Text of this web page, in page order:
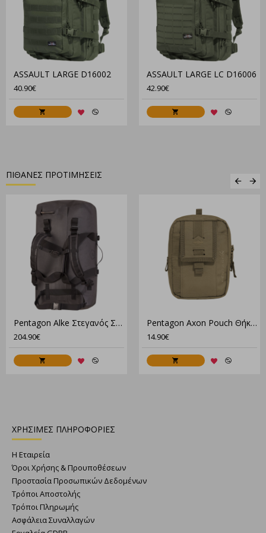
DuraFlex UTX® πόρπες και κλιπς
Συμβατό με MOLLE/PALS σύστημα
Χρατς στο καπάκι
Χρατς σε 2 σημεία στο μπροστινό πάνω μέρος για
γρήγορη πρόσβαση
Μεγαλύτερες πλαινές τσέπες με πιέτα και εσωτερικό
Σχεδιασμός επίπεδων πλαινών τσεπών
Εσωτερικό κυρίως μέρος ντυμένο όλο με απαλό χρατς
για τοποθέτηση pouches
Συμβατό σύστημα για τοποθέτηση υδροδοχείων μέχρι
3λτ στο κυρίως εσωτερικό μέρος
Εξαερισμοί και 3D Spacer mesh στο πίσω μέρος
Κρυφή τσέπη στο ύψος της μέσης για τοποθέτηση των
ιμάντων της μέσης
“Y-psilon” σύστημα στους ώμους
ΜxΦxΒ 57x30x23εκ
Χωρητικότητα: 40λτ
ASSAULT LARGE D16002
40.90€
ASSAULT LARGE LC D16006
42.90€
ΠΙΘΑΝΕΣ ΠΡΟΤΙΜΗΣΕΙΣ
Pentagon Alke Στεγανός Σάκος Με Πλάτη 76 Λίτρων Μαύρος
204.90€
Pentagon Axon Pouch Θήκη K17073
14.90€
ΧΡΗΣΙΜΕΣ ΠΛΗΡΟΦΟΡΙΕΣ
Η Εταιρεία
Όροι Χρήσης & Προυποθέσεων
Προστασία Προσωπικών Δεδομένων
Τρόποι Αποστολής
Τρόποι Πληρωμής
Ασφάλεια Συναλλαγών